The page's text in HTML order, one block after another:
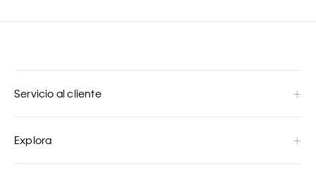
Servicio al cliente
Explora